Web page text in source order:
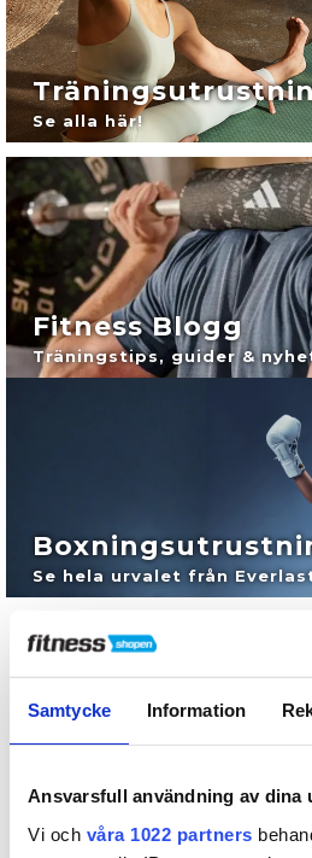
Samtycke Information
Ansvarsfull användning av dina
Vi och våra 1022 partners
Se alla här!
Fitness Blogg
Träningstips, guider &
Se hela urvalet från
Din specialist på
Välkommen till Fitnessshopen – Din
Hos Fitnessshopen är vi experter på
erbjuder ett brett utbud av gym
mycket mer – både för
träningsanläggningar. Dessutom
boxningsutrustning från ledande
boxningshandskar och